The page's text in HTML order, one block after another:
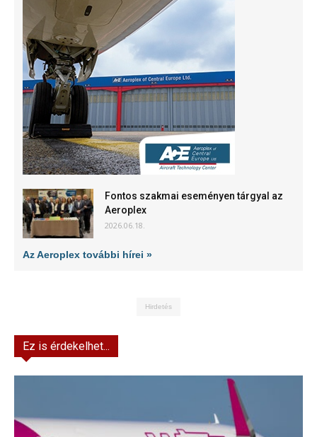
Fontos szakmai eseményen tárgyal az
Aeroplex
2026.06.18.
Az Aeroplex további hírei »
Hirdetés
Ez is érdekelhet...